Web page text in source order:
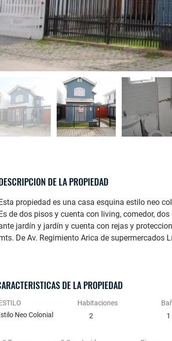
DE LA PROPIEDAD
propiedad es una casa esquina estilo neo
de dos pisos y cuenta con living, comedor,
jardín y jardín y cuenta con rejas y
De Av. Regimiento Arica de supermercados
DE LA PROPIEDAD
Neo Colonial
Habitaciones
2
1